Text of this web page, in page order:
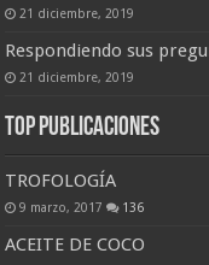
21 diciembre, 2019
Respondiendo sus
21 diciembre, 2019
Top Publicaciones
TROFOLOGÍA
9 marzo, 2017 136
ACEITE DE COCO